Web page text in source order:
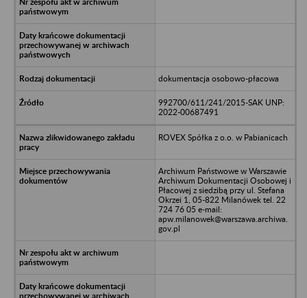
dokumentacja osobowo-płacowa
992700/611/241/2015-SAK UNP:
2022-00687491
ROVEX Spółka z o.o. w Pabianicach
Archiwum Państwowe w Warszawie
Archiwum Dokumentacji Osobowej i
Płacowej z siedzibą przy ul. Stefana
Okrzei 1, 05-822 Milanówek tel. 22
724 76 05 e-mail:
apw.milanowek@warszawa.archiwa.
gov.pl